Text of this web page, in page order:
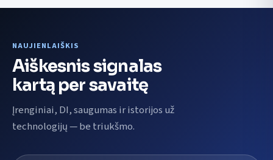
NAUJIENLAIŠKIS
Aiškesnis signalas
kartą per savaitę
Įrenginiai, DI, saugumas ir istorijos už
technologijų — be triukšmo.